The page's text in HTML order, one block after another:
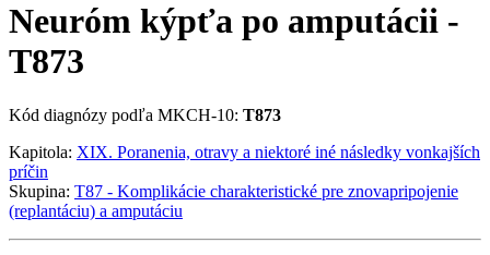
Neuróm kýpťa po amputácii -
T873
Kód diagnózy podľa MKCH-10: T873
Kapitola: XIX. Poranenia, otravy a niektoré iné následky vonkajších
príčin
Skupina: T87 - Komplikácie charakteristické pre znovapripojenie
(replantáciu) a amputáciu